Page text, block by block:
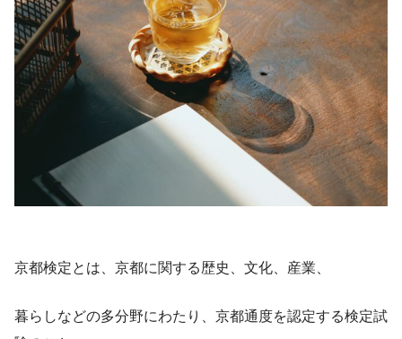
京都検定とは、京都に関する歴史、文化、産業、
暮らしなどの多分野にわたり、京都通度を認定する検定試